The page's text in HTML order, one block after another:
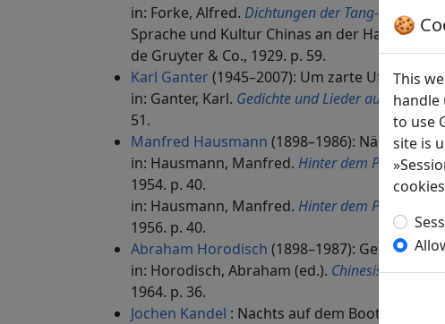
in: Forke, Alfred. Dichtungen der Tang- und Sung-
Sprache und Kultur Chinas an der
de Gruyter & Co., 1929. p. 59.
Karl Ganter(1945–2007): Um zarte
in: Ganter, Karl. Gedichte und Lieder aus dem
51.
Manfred Hausmann (1898–1986): Nächtliche
in: Hausmann, Manfred. Hinter dem
1954. p. 40.
in: Hausmann, Manfred. Hinter dem
1956. p. 40.
Abraham Horodisch (1898–1987): Gedanken
in: Horodisch, Abraham (ed.). Chinesische
1964. p. 36.
Jochen Kandel : Nachts auf dem Boot
🍪
This
handle
to use
site is